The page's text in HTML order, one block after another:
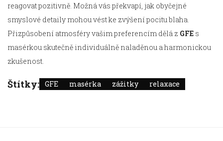
reagovat pozitivně. Možná vás překvapí, jak obyčejné
smyslové detaily mohou vést ke zvýšení pocitu blaha.
Přizpůsobení atmosféry vašim preferencím dělá z GFE s
masérkou skutečně individuálně naladěnou a harmonickou
zkušenost.
Štítky: GFE masérka zážitky relaxace